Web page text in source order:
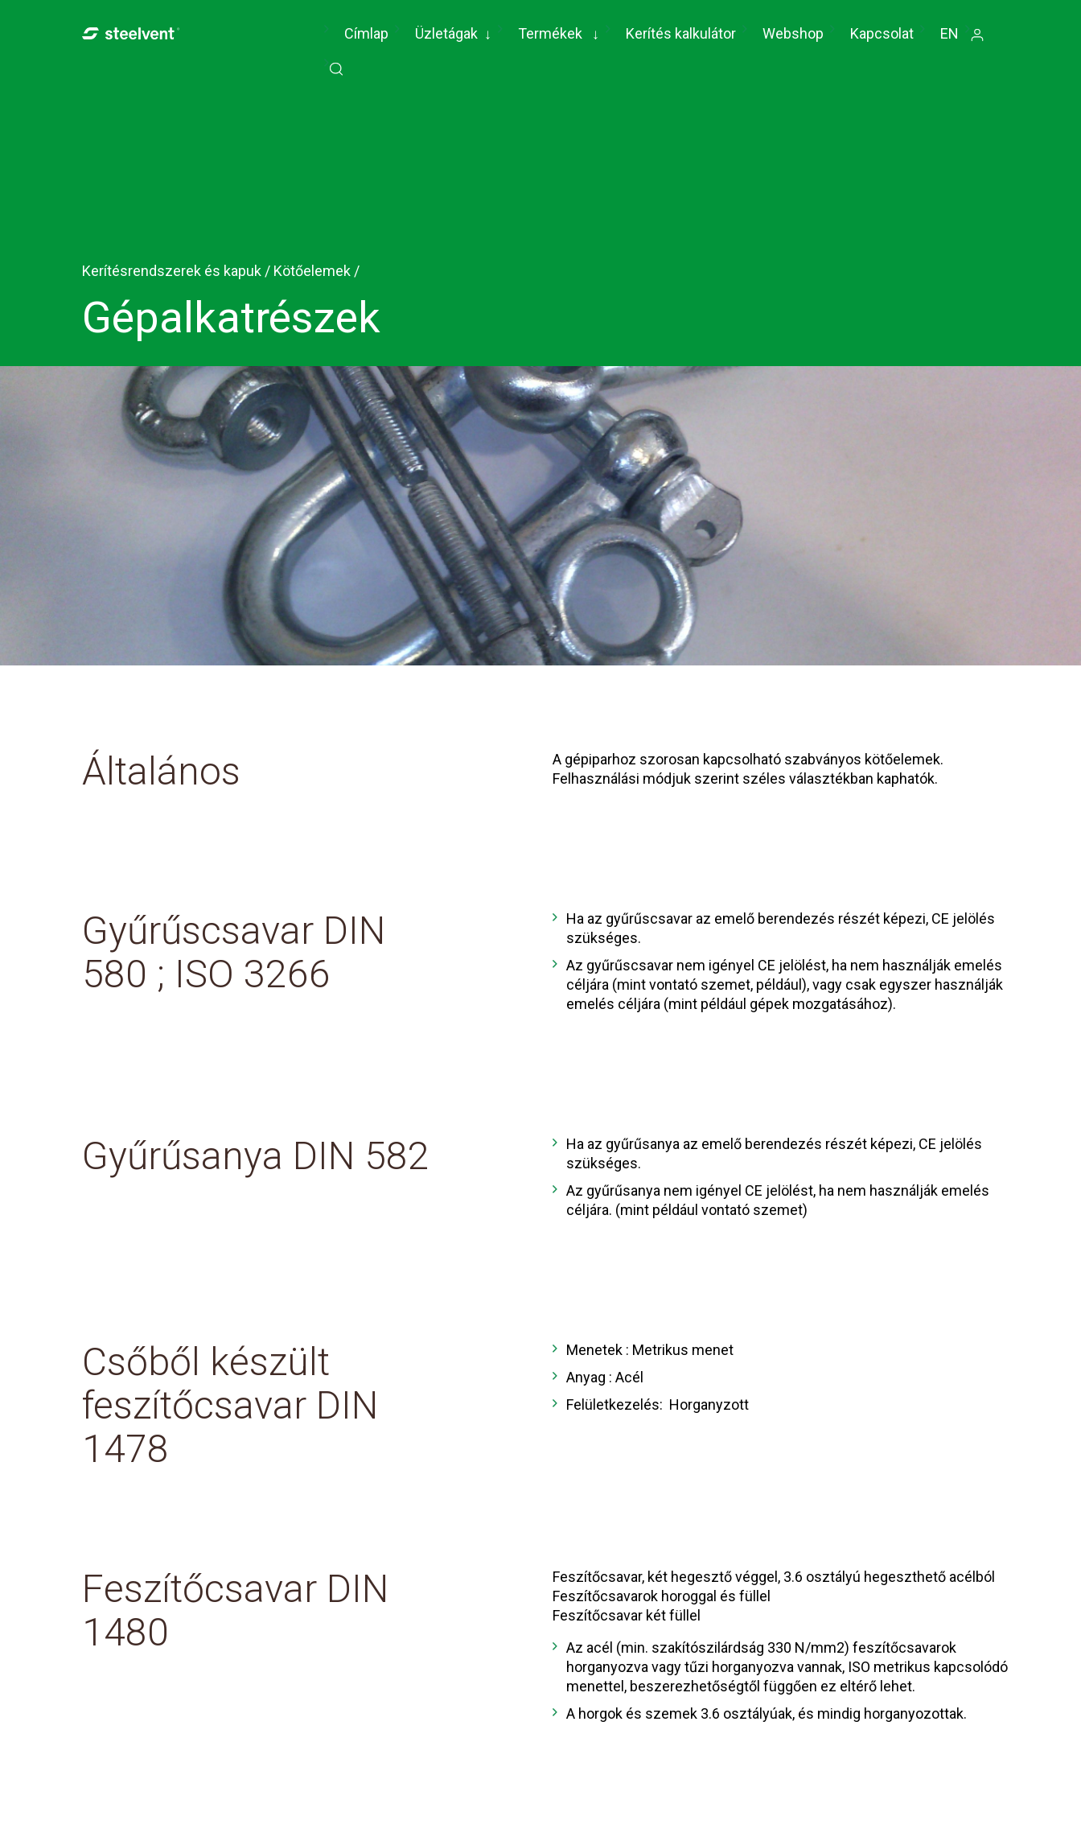
Címlap (current)
Üzletágak ↓ Termékek ↓ Kerítés kalkulátor Webshop Kapcsolat EN
Kerítésrendszerek és kapuk / Kötőelemek /
Gépalkatrészek
Általános
A gépiparhoz szorosan kapcsolható szabványos kötőelemek.
Felhasználási módjuk szerint széles választékban kaphatók.
Gyűrűscsavar DIN
580 ; ISO 3266
Ha az gyűrűscsavar az emelő berendezés részét képezi, CE jelölés
szükséges.
Az gyűrűscsavar nem igényel CE jelölést, ha nem használják emelés
céljára (mint vontató szemet, például), vagy csak egyszer használják
emelés céljára (mint például gépek mozgatásához).
Gyűrűsanya DIN 582
Ha az gyűrűsanya az emelő berendezés részét képezi, CE jelölés
szükséges.
Az gyűrűsanya nem igényel CE jelölést, ha nem használják emelés
céljára. (mint például vontató szemet)
Csőből készült
feszítőcsavar DIN
1478
Menetek : Metrikus menet
Anyag : Acél
Felületkezelés: Horganyzott
Feszítőcsavar DIN
1480
Feszítőcsavar, két hegesztő véggel, 3.6 osztályú hegeszthető acélból
Feszítőcsavarok horoggal és füllel
Feszítőcsavar két füllel
Az acél (min. szakítószilárdság 330 N/mm2) feszítőcsavarok
horganyozva vagy tűzi horganyozva vannak, ISO metrikus kapcsolódó
menettel, beszerezhetőségtől függően ez eltérő lehet.
A horgok és szemek 3.6 osztályúak, és mindig horganyozottak.